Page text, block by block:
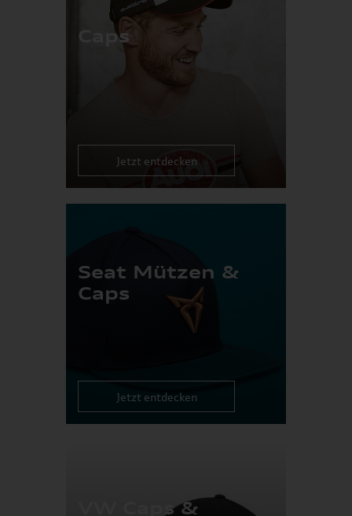
Caps
Jetzt entdecken
Seat Mützen &
Caps
Jetzt entdecken
VW Caps &